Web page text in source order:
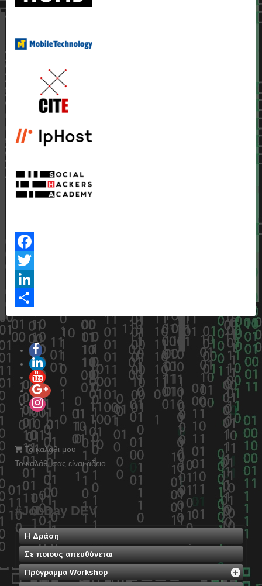
Facebook
Twitter
LinkedIn
Share
Το καλάθι μου
Το καλάθι σας είναι άδειο.
#JobDay DEV
Η Δράση
Σε ποιους απευθύνεται
Πρόγραμμα Workshop